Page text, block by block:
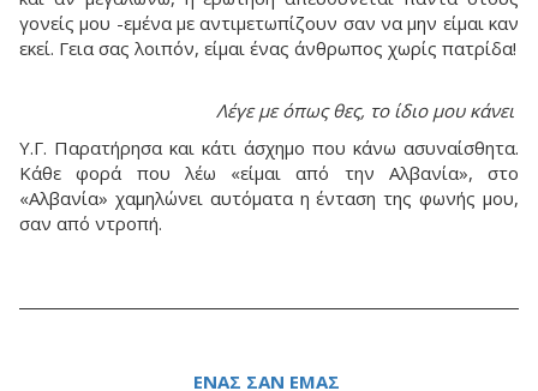
γονείς μου -εμένα με αντιμετωπίζουν σαν να μην είμαι καν
εκεί. Γεια σας λοιπόν, είμαι ένας άνθρωπος χωρίς πατρίδα!
Λέγε με όπως θες, το ίδιο μου κάνει
Υ.Γ. Παρατήρησα και κάτι άσχημο που κάνω ασυναίσθητα.
Κάθε φορά που λέω «είμαι από την Αλβανία», στο
«Αλβανία» χαμηλώνει αυτόματα η ένταση της φωνής μου,
σαν από ντροπή.
ΕΝΑΣ ΣΑΝ ΕΜΑΣ